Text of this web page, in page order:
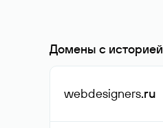
Домены с историей
webdesigners.ru